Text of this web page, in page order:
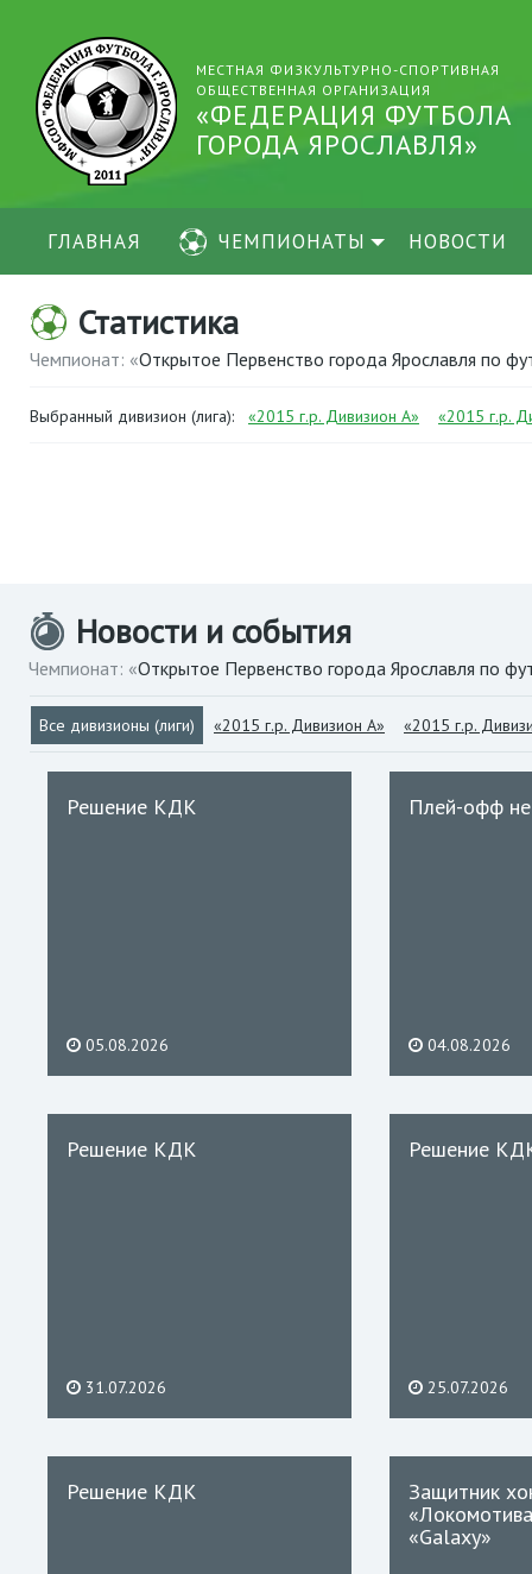
МЕСТНАЯ ФИЗКУЛЬТУРНО-СПОРТИВНАЯ
ОБЩЕСТВЕННАЯ ОРГАНИЗАЦИЯ
«ФЕДЕРАЦИЯ ФУТБОЛА
ГОРОДА ЯРОСЛАВЛЯ»
ГЛАВНАЯ ЧЕМПИОНАТЫ НОВОСТИ
Статистика
Чемпионат: «Открытое Первенство города Ярославля по
Выбранный дивизион (лига): «2015 г.р. Дивизион А» «2015 г.р.
Новости и события
Чемпионат: «Открытое Первенство города Ярославля по
Все дивизионы (лиги) «2015 г.р. Дивизион А» «2015 г.р.
Решение КДК
05.08.2026
Плей-офф не
04.08.2026
Решение КДК
31.07.2026
Решение
25.07.2026
Решение КДК
Защитник
«Galaxy»